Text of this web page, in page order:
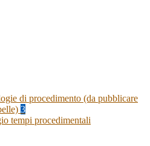
di procedimento (da pubblicare
3
tempi procedimentali